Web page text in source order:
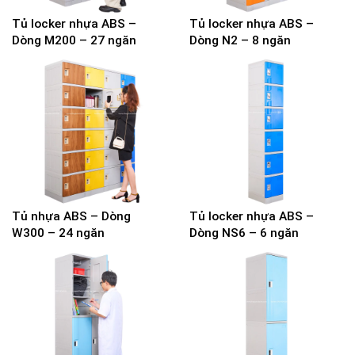
Tủ locker nhựa ABS –
Dòng M200 – 27 ngăn
Tủ locker nhựa ABS –
Dòng N2 – 8 ngăn
Tủ nhựa ABS – Dòng
W300 – 24 ngăn
Tủ locker nhựa ABS –
Dòng NS6 – 6 ngăn